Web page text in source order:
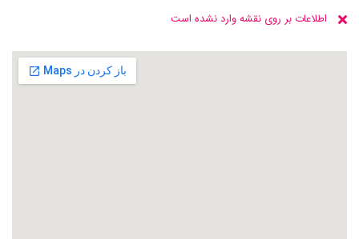
اطلاعات بر روی نقشه وارد نشده است